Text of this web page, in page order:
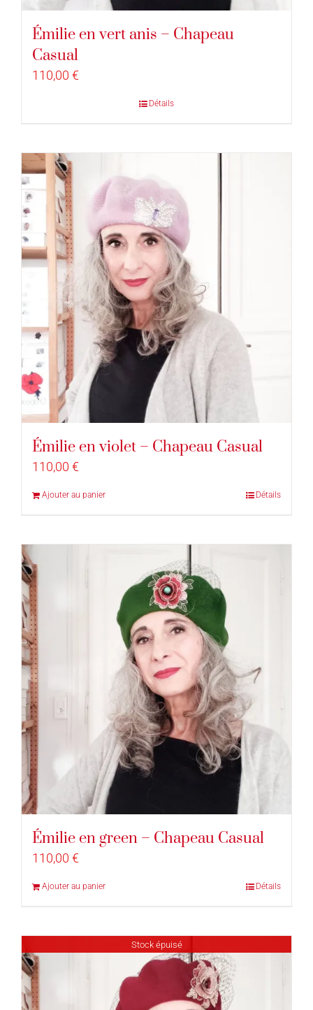
Émilie en vert anis – Chapeau
Casual
110,00 €
Détails
Émilie en violet – Chapeau Casual
110,00 €
Ajouter au panier Détails
Émilie en green – Chapeau Casual
110,00 €
Ajouter au panier Détails
Stock épuisé